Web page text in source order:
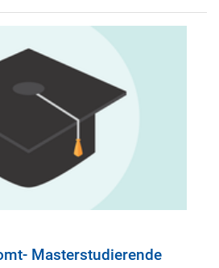
Masterstudierende